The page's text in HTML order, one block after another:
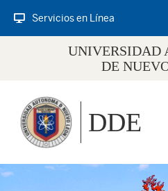
Servicios en Línea
UNIVERSIDAD
DE
DDE